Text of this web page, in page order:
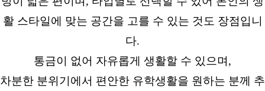
활 스타일에 맞는 공간을 고를 수 있는 것도 장점입니
다.
통금이 없어 자유롭게 생활할 수 있으며,
차분한 분위기에서 편안한 유학생활을 원하는 분께 추